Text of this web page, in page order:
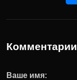
Комментарии
Ваше имя: